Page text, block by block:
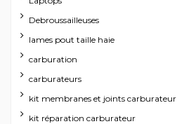
Debroussailleuses
lames pout taille haie
carburation
carburateurs
kit membranes et joints carburateur
kit réparation carburateur